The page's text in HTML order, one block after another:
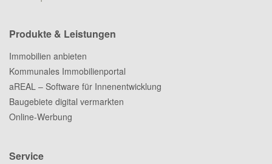
Produkte & Leistungen
Immobilien anbieten
Kommunales Immobilienportal
aREAL – Software für Innenentwicklung
Baugebiete digital vermarkten
Online-Werbung
Service